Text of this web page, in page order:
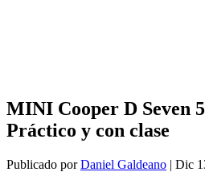
MINI Cooper D Seven
Práctico y con clase
Publicado porDaniel Galdeano | Dic